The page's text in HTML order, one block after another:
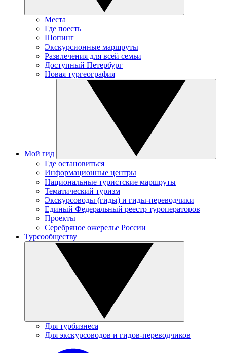
Места
Где поесть
Шопинг
Экскурсионные маршруты
Развлечения для всей семьи
Доступный Петербург
Новая тургеография
Мой гид
Где остановиться
Информационные центры
Национальные туристские маршруты
Тематический туризм
Экскурсоводы (гиды) и гиды-переводчики
Единый Федеральный реестр туроператоров
Проекты
Серебряное ожерелье России
Турсообществу
Для турбизнеса
Для экскурсоводов и гидов-переводчиков